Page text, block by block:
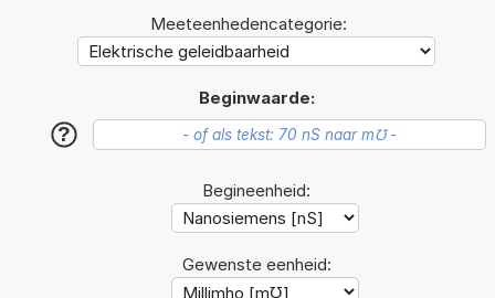
Meeteenhedencategorie:
Beginwaarde:
?
Begineenheid:
Gewenste eenheid: